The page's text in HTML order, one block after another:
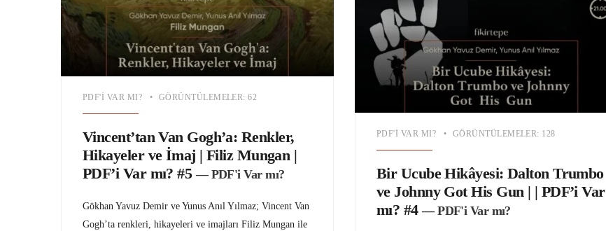
PDF'I VAR MI? • GÖRÜNTÜLEMELER: 62
Vincent’tan Van Gogh’a: Renkler,
Hikayeler ve İmaj | Filiz Mungan |
PDF’i Var mı? #5 — PDF'i Var mı?
Gökhan Yavuz Demir ve Yunus Anıl Yılmaz; Vincent Van
Gogh’ta renkleri, hikayeleri ve imajları Filiz Mungan ile
PDF'I VAR MI? • GÖRÜNTÜLEMELER: 128
Bir Ucube Hikâyesi: Dalton Trumbo
ve Johnny Got His Gun | | PDF’i Var
mı? #4 — PDF'i Var mı?